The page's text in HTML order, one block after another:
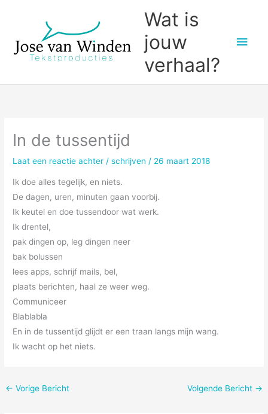
inhoud
Wat is
jouw
verhaal?
In de tussentijd
Laat een reactie achter /schrijven / 26 maart 2018
Ik doe alles tegelijk, en niets.
De dagen, uren, minuten gaan voorbij.
Ik keutel en doe tussendoor wat werk.
Ik drentel,
pak dingen op, leg dingen neer
bak bolussen
lees apps, schrijf mails, bel,
plaats berichten, haal ze weer weg.
Communiceer
Blablabla
En in de tussentijd glijdt er een traan langs mijn wang.
Ik wacht op het niets.
← Vorige Bericht Volgende Bericht →